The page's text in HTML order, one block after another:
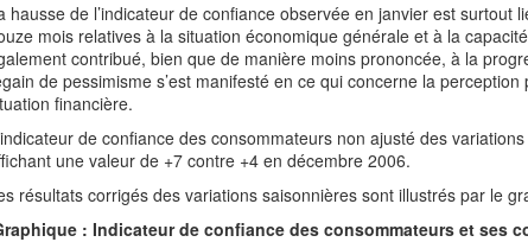
hausse de l’indicateur de confiance observée en janvier est
mois relatives à la situation économique générale et à la
contribué, bien que de manière moins prononcée, à la
de pessimisme s’est manifesté en ce qui concerne la
financière.
de confiance des consommateurs non ajusté des
une valeur de +7 contre +4 en décembre 2006.
résultats corrigés des variations saisonnières sont illustrés par le
: Indicateur de confiance des consommateurs et ses